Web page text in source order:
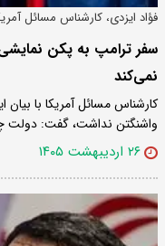
فؤاد ایزدی، کارشناس مسائل
سفر ترامپ به پکن
نمی‌کند
کارشناس مسائل آمریکا با
واشنگتن نداشت، گفت: دولت
۲۶ اردیبهشت ۱۴۰۵